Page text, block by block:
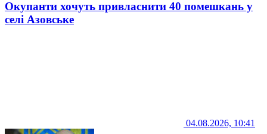
Окупанти хочуть привласнити 40 помешкань у
селі Азовське
04.08.2026, 10:41